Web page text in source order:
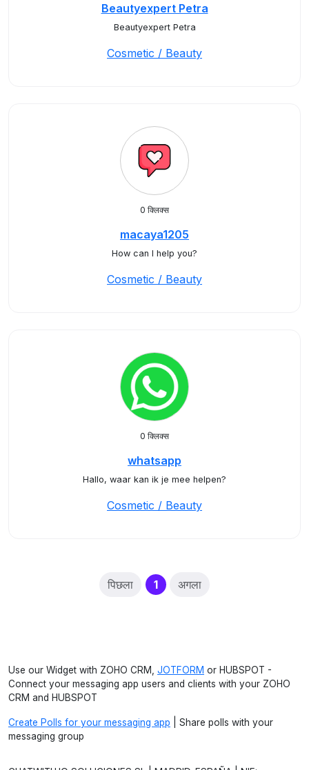
Beautyexpert Petra
Beautyexpert Petra
Cosmetic / Beauty
0 क्लिक्स
macaya1205
How can I help you?
Cosmetic / Beauty
0 क्लिक्स
whatsapp
Hallo, waar kan ik je mee helpen?
Cosmetic / Beauty
पिछला 1(current)
अगला
Use our Widget with ZOHO CRM, JOTFORM or HUBSPOT -
Connect your messaging app users and clients with your ZOHO
CRM and HUBSPOT
Create Polls for your messaging app | Share polls with your
messaging group